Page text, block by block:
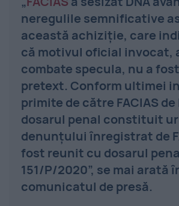
neregulile semnificative
această achiziție, care
că motivul oficial invocat,
combate specula, nu a
pretext. Conform ultimei
primite de către FACIAS de
dosarul penal constituit
denunțului înregistrat de
fost reunit cu dosarul
151/P/2020”, se mai arată
comunicatul de presă.